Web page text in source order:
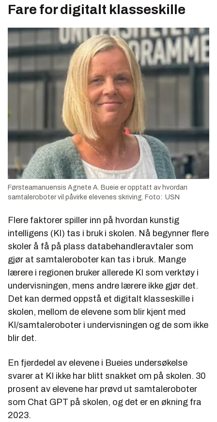
Fare for digitalt klasseskille
Førsteamanuensis Agnete A. Bueie er opptatt av hvordan
samtaleroboter vil påvirke elevenes skriving. Foto: USN
Flere faktorer spiller inn på hvordan kunstig
intelligens (KI) tas i bruk i skolen. Nå begynner flere
skoler å få på plass databehandleravtaler som
gjør at samtaleroboter kan tas i bruk. Mange
lærere i regionen bruker allerede KI som verktøy i
undervisningen, mens andre lærere ikke gjør det.
Det kan dermed oppstå et digitalt klasseskille i
skolen, mellom de elevene som blir kjent med
KI/samtaleroboter i undervisningen og de som ikke
blir det.
En fjerdedel av elevene i Bueies undersøkelse
svarer at KI ikke har blitt snakket om på skolen. 30
prosent av elevene har prøvd ut samtaleroboter
som Chat GPT på skolen, og det er en økning fra
2023.